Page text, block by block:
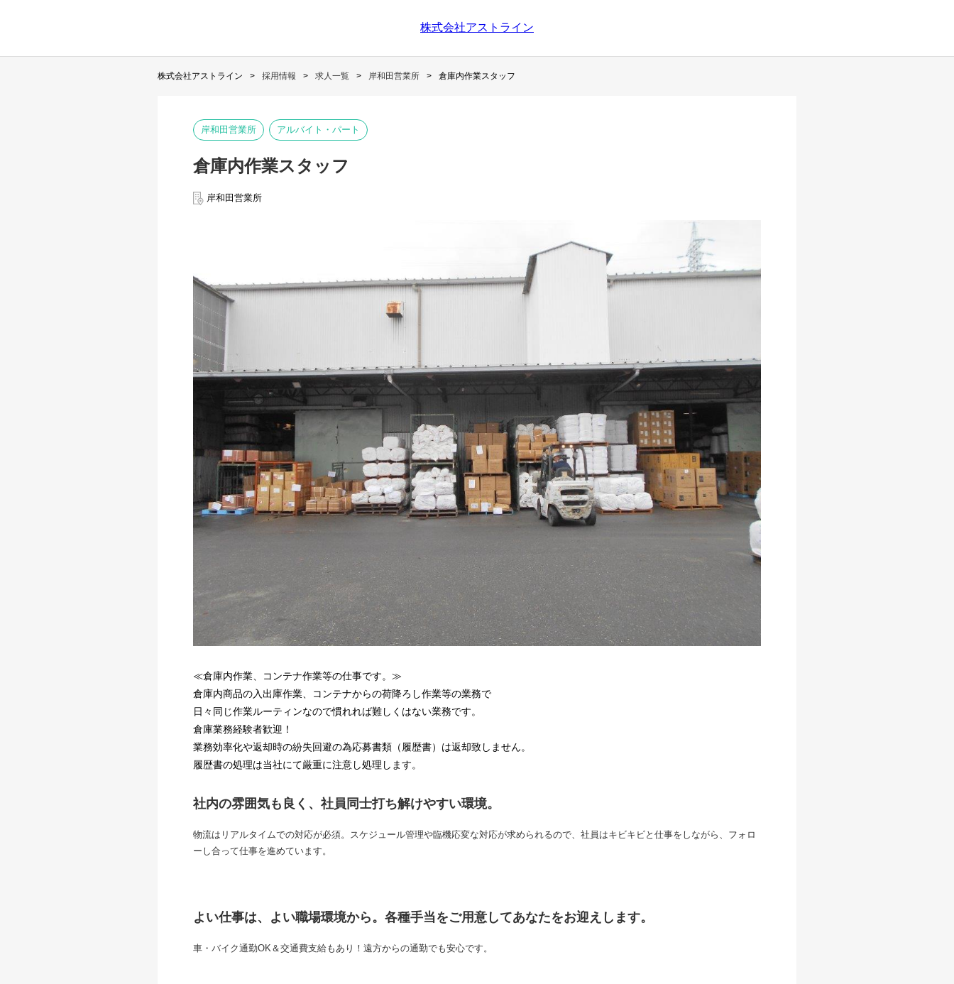
株式会社アストライン
株式会社アストライン 採用情報 求人一覧 岸和田営業所 倉庫内作業スタッフ
岸和田営業所 アルバイト・パート
倉庫内作業スタッフ
岸和田営業所
≪倉庫内作業、コンテナ作業等の仕事です。≫
倉庫内商品の入出庫作業、コンテナからの荷降ろし作業等の業務で
日々同じ作業ルーティンなので慣れれば難しくはない業務です。
倉庫業務経験者歓迎！
業務効率化や返却時の紛失回避の為応募書類（履歴書）は返却致しません。
履歴書の処理は当社にて厳重に注意し処理します。
社内の雰囲気も良く、社員同士打ち解けやすい環境。
物流はリアルタイムでの対応が必須。スケジュール管理や臨機応変な対応が求められるので、社員はキビキビと仕事をしながら、フォロ
ーし合って仕事を進めています。
よい仕事は、よい職場環境から。各種手当をご用意してあなたをお迎えします。
車・バイク通勤OK＆交通費支給もあり！遠方からの通勤でも安心です。